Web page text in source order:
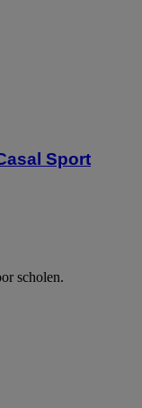
Sport
scholen.